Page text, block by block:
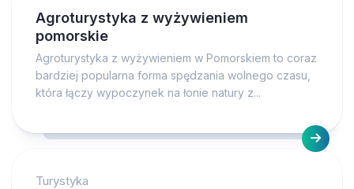
Agroturystyka z wyżywieniem
pomorskie
Agroturystyka z wyżywieniem w Pomorskiem to coraz
bardziej popularna forma spędzania wolnego czasu,
która łączy wypoczynek na łonie natury z...
Turystyka